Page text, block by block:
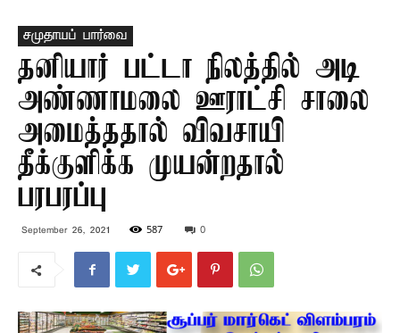
சமுதாயப் பார்வை
தனியார் பட்டா நிலத்தில் அடி
அண்ணாமலை ஊராட்சி சாலை
அமைத்ததால் விவசாயி
தீக்குளிக்க முயன்றதால்
பரபரப்பு
September 26, 2021 587 0